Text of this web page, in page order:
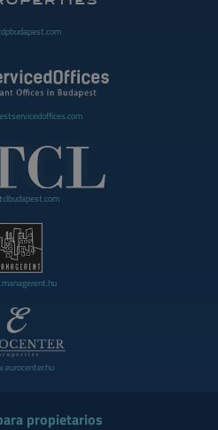
propietarios